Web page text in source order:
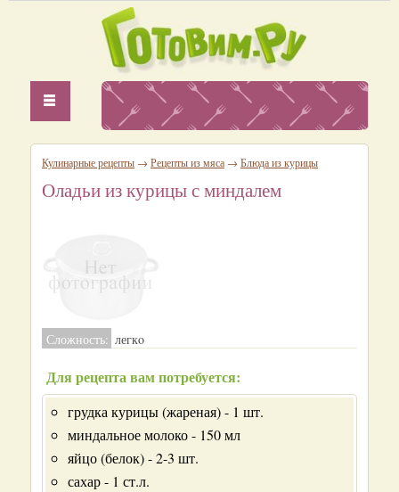
Кулинарные рецепты → Рецепты из мяса → Блюда из курицы
Оладьи из курицы с миндалем
Сложность: легкo
Для рецепта вам потребуется:
грудка курицы (жареная) - 1 шт.
миндальное молоко - 150 мл
яйцо (белок) - 2-3 шт.
сахар - 1 ст.л.